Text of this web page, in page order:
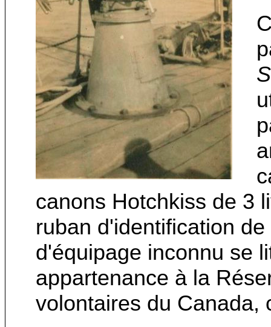
canons Hotchkiss de 3
ruban d'identification
d'équipage inconnu se
appartenance à la
volontaires du Canada,